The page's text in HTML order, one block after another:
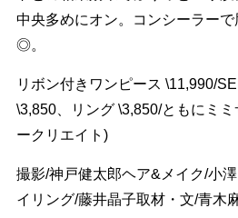
中央多めにオン。コンシーラー
◎。
リボン付きワンピース \11,990/
\3,850、リング \3,850/ともにミ
ークリエイト)
撮影/神戸健太郎ヘア&メイク/小
イリング/藤井晶子取材・文/青木